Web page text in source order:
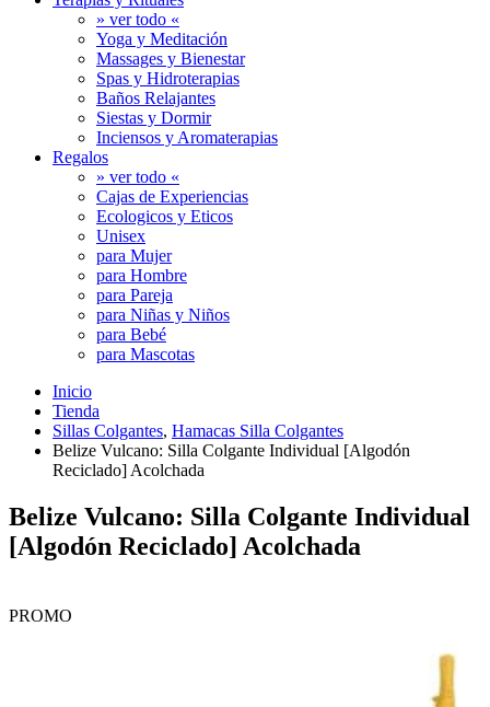
» ver todo «
Yoga y Meditación
Massages y Bienestar
Spas y Hidroterapias
Baños Relajantes
Siestas y Dormir
Inciensos y Aromaterapias
Regalos
» ver todo «
Cajas de Experiencias
Ecologicos y Eticos
Unisex
para Mujer
para Hombre
para Pareja
para Niñas y Niños
para Bebé
para Mascotas
Inicio
Tienda
Sillas Colgantes, Hamacas Silla Colgantes
Belize Vulcano: Silla Colgante Individual [Algodón
Reciclado] Acolchada
Belize Vulcano: Silla Colgante Individual
[Algodón Reciclado] Acolchada
PROMO